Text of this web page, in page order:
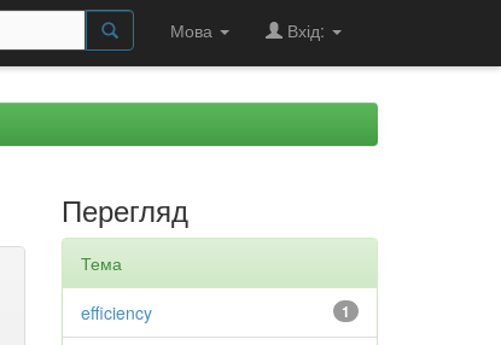
Мова Вхід:
Перегляд
Тема
1
efficiency